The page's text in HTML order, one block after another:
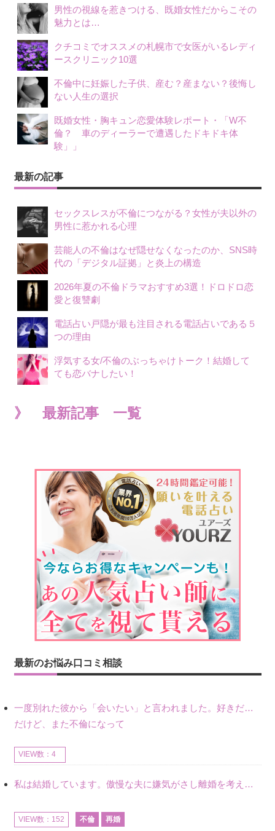
男性の視線を惹きつける、既婚女性だからこその
魅力とは…
クチコミでオススメの札幌市で女医がいるレディ
ースクリニック10選
不倫中に妊娠した子供、産む？産まない？後悔し
ない人生の選択
既婚女性・胸キュン恋愛体験レポート・「W不
倫？ 車のディーラーで遭遇したドキドキ体
験」」
最新の記事
セックスレスが不倫につながる？女性が夫以外の
男性に惹かれる心理
芸能人の不倫はなぜ隠せなくなったのか、SNS時
代の「デジタル証拠」と炎上の構造
2026年夏の不倫ドラマおすすめ3選！ドロドロ恋
愛と復讐劇
電話占い戸隠が最も注目される電話占いである５
つの理由
浮気する女/不倫のぶっちゃけトーク！結婚して
ても恋バナしたい！
》 最新記事 一覧
最新のお悩み口コミ相談
一度別れた彼から「会いたい」と言われました。好きだけど不倫だから別れたので、私もまだ好きだし会いたい気持ちはあります。
だけど、また不倫になって
VIEW数：4
私は結婚しています。傲慢な夫に嫌気がさし離婚を考えていたときに、彼と出会いました。彼には恋人がいましたが、話をするうちに、夫とのことを相談するようにな
VIEW数：152 不倫 再婚